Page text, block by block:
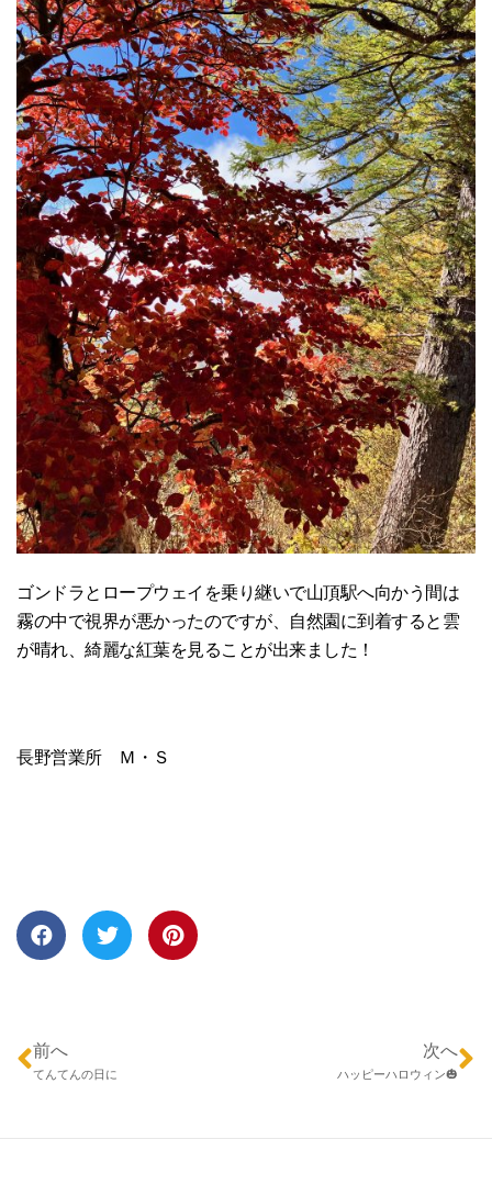
ゴンドラとロープウェイを乗り継いで山頂駅へ向かう間は
霧の中で視界が悪かったのですが、自然園に到着すると雲
が晴れ、綺麗な紅葉を見ることが出来ました！
長野営業所 Ｍ・Ｓ
前へ
てんてんの日に
次へ
ハッピーハロウィン🎃